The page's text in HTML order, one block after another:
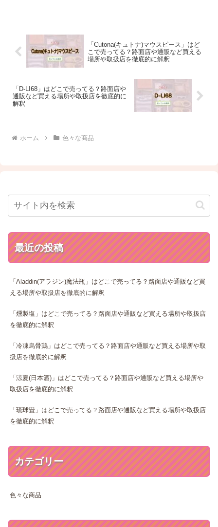
「Cutona(キュトナ)マウスピース」はど
こで売ってる？路面店や通販など買える
場所や取扱店を徹底的に解釈
「D-LI68」はどこで売ってる？路面店や
通販など買える場所や取扱店を徹底的に
解釈
ホーム 色々な商品
最近の投稿
「Aladdin(アラジン)魔法瓶」はどこで売ってる？路面店や通販など買
える場所や取扱店を徹底的に解釈
「燻製塩」はどこで売ってる？路面店や通販など買える場所や取扱店
を徹底的に解釈
「冷凍烏骨鶏」はどこで売ってる？路面店や通販など買える場所や取
扱店を徹底的に解釈
「涼夏(日本酒)」はどこで売ってる？路面店や通販など買える場所や
取扱店を徹底的に解釈
「琉球畳」はどこで売ってる？路面店や通販など買える場所や取扱店
を徹底的に解釈
カテゴリー
色々な商品